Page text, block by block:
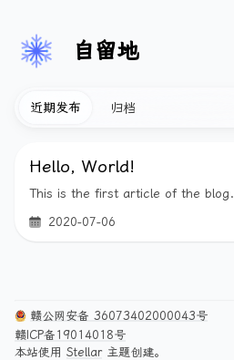
自留地
近期发布 归档
Hello, World!
This is the first article of the blog.
2020-07-06
赣公网安备 36073402000043号
赣ICP备19014018号
本站使用 Stellar 主题创建。